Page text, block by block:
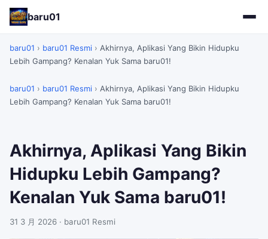
baru01
baru01 › baru01 Resmi › Akhirnya, Aplikasi Yang Bikin Hidupku
Lebih Gampang? Kenalan Yuk Sama baru01!
baru01 › baru01 Resmi › Akhirnya, Aplikasi Yang Bikin Hidupku
Lebih Gampang? Kenalan Yuk Sama baru01!
Akhirnya, Aplikasi Yang Bikin
Hidupku Lebih Gampang?
Kenalan Yuk Sama baru01!
31 3 月 2026 · baru01 Resmi